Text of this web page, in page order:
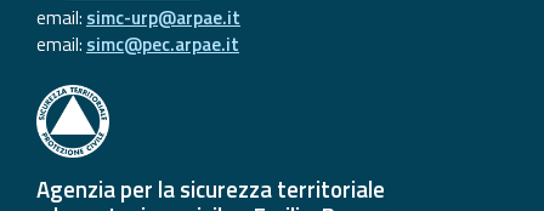
email: simc-urp@arpae.it
email: simc@pec.arpae.it
Agenzia per la sicurezza territoriale